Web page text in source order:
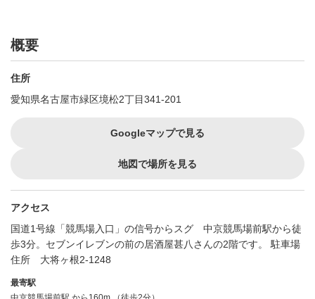
概要
住所
愛知県名古屋市緑区境松2丁目341-201
Googleマップで見る
地図で場所を見る
アクセス
国道1号線「競馬場入口」の信号からスグ 中京競馬場前駅から徒
歩3分。セブンイレブンの前の居酒屋甚八さんの2階です。 駐車場
住所 大将ヶ根2-1248
最寄駅